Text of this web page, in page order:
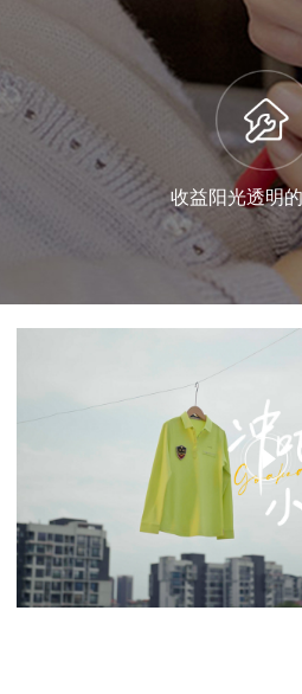
资产保值增值
优秀的物业不止传统的“保安、
从资产维护的角度帮业主花好
收益阳光透明
收益阳光透明
除了看得见的客户服务，对于
益，保证透明可查询，